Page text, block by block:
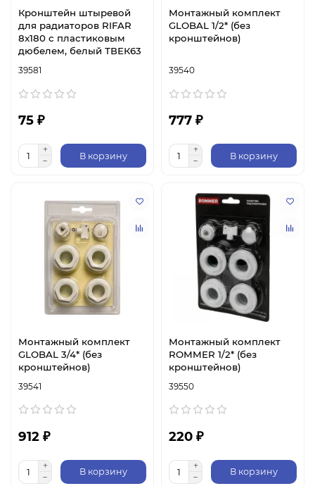
Кронштейн штыревой
для радиаторов RIFAR
8x180 с пластиковым
дюбелем, белый ТВЕК63
39581
75 ₽
В корзину
Монтажный комплект
GLOBAL 1/2* (без
кронштейнов)
39540
777 ₽
В корзину
Монтажный комплект
GLOBAL 3/4* (без
кронштейнов)
39541
912 ₽
В корзину
Монтажный комплект
ROMMER 1/2* (без
кронштейнов)
39550
220 ₽
В корзину